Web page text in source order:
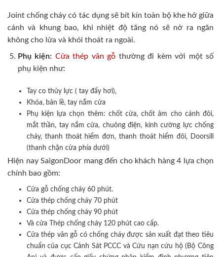
Joint chống cháy có tác dụng sẽ bít kín toàn bộ khe hở giữa
cánh và khung bao, khi nhiệt độ tăng nó sẽ nở ra ngăn
không cho lửa và khói thoát ra ngoài.
Phụ kiện: Cửa thép vân gỗ thường đi kèm với một số
phụ kiện như:
Tay co thủy lực ( tay đẩy hơi),
Khóa, bản lề, tay nắm cửa
Phụ kiện lựa chọn thêm: chốt cửa, chốt âm cho cánh đôi,
mắt thần, tay nắm cửa, chuông điện, kính cường lực chống
cháy, thanh thoát hiểm đơn, thanh thoát hiểm đôi, Doorsill
(thanh chặn cửa phía dưới)
Hiện nay SaigonDoor mang đến cho khách hàng 4 lựa chọn
chính bao gồm:
Cửa gỗ chống cháy 60 phút.
Cửa thép chống cháy 70 phút
Cửa thép chống cháy 90 phút
Và cửa Thép chống cháy 120 phút cao cấp.
Cửa thép vân gỗ có chống cháy được sản xuất đạt theo tiêu
chuẩn của cục Cảnh Sát PCCC và Cứu nạn cứu hộ (Bộ Công